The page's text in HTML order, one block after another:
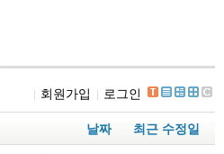
회원가입 로그인
날짜 최근 수정일